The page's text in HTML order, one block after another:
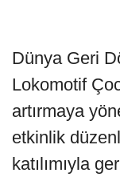
Dünya Geri
Lokomotif
artırmaya
etkinlik
katılımıyla